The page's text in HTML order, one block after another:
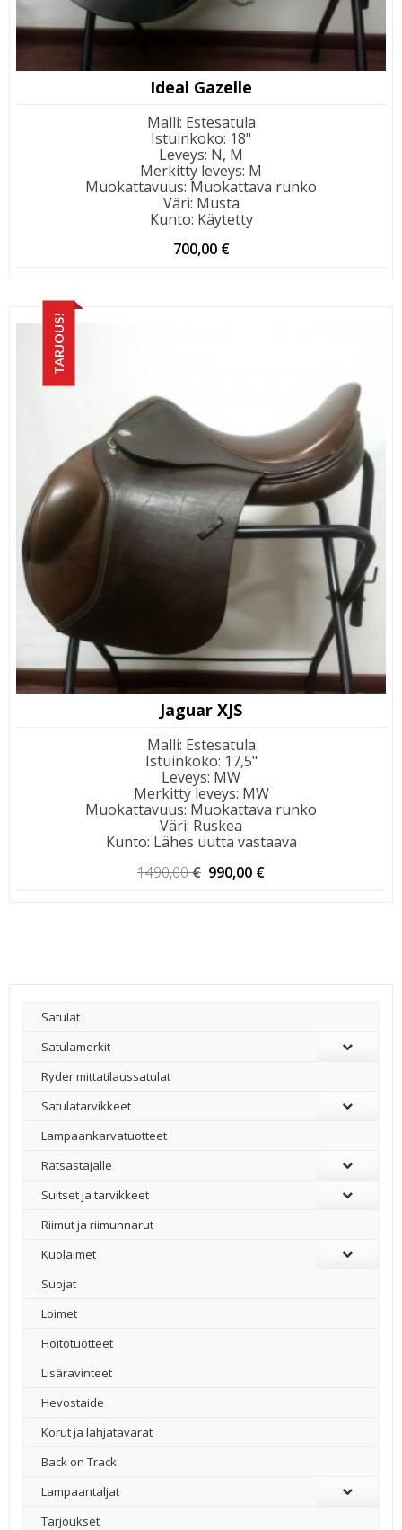
Ideal Gazelle
Malli: Estesatula
Istuinkoko: 18"
Leveys: N, M
Merkitty leveys: M
Muokattavuus: Muokattava runko
Väri: Musta
Kunto: Käytetty
700,00 €
TARJOUS!
Jaguar XJS
Malli: Estesatula
Istuinkoko: 17,5"
Leveys: MW
Merkitty leveys: MW
Muokattavuus: Muokattava runko
Väri: Ruskea
Kunto: Lähes uutta vastaava
1490,00€ Alkuperäinen
990,00 €
Satulat
Satulamerkit
Ryder mittatilaussatulat
Satulatarvikkeet
–
Lampaankarvatuotteet
Ratsastajalle
Suitset ja tarvikkeet
Riimut ja riimunnarut
Kuolaimet
Suojat
Loimet
Hoitotuotteet
Lisäravinteet
Hevostaide
Korut ja lahjatavarat
Back on Track
Lampaantaljat
Tarjoukset